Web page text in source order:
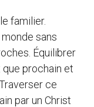
familier.
sans
Équilibrer
prochain et
ce
par un Christ